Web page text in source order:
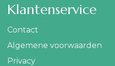
Klantenservice
Contact
Algemene voorwaarden
Privacy